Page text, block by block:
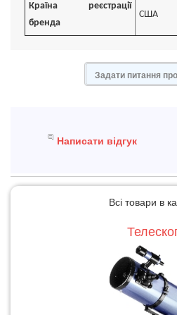
Країна реєстрації
бренда
США
Задати питання
Написати відгук
Всі товари в